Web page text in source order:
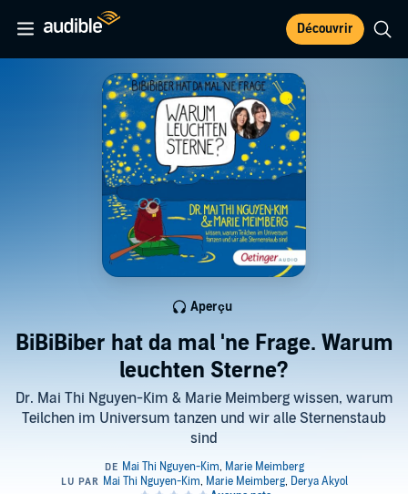
Découvrir
BiBiBiber hat da mal 'ne Frage. Warum
leuchten Sterne?
Dr. Mai Thi Nguyen-Kim & Marie Meimberg wissen, warum
Teilchen im Universum tanzen und wir alle Sternenstaub
sind
Aperçu